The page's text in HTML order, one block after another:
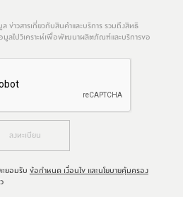
ข่าวสารเกี่ยวกับสินค้าและบริการ รวมถึงสิทธิ
ลไปวิเคราะห์เพื่อพัฒนาผลิตภัณฑ์และบริการขอ
ลงทะเบียน
ะยอมรับ ข้อกำหนด เงื่อนไข และนโยบายคุ้มครอง